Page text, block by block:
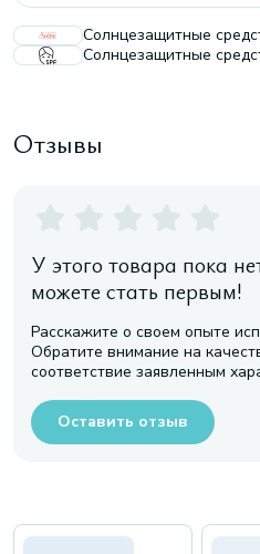
Солнцезащитные
Солнцезащитные
Отзывы
У этого товара пока
можете стать первым!
Расскажите о своем опыте
Обратите внимание на
соответствие заявленным
Оставить отзыв